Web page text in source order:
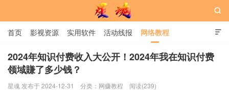
星魂网

首页 影视资源 实用软件 活动线报 网络教程
用户中心 书籍 娱乐

2024年知识付费收入大公开！2024年我在知识付费
领域賺了多少钱？
星魂 发布于 2024-12-31 分类： 网赚教程 阅读(239)